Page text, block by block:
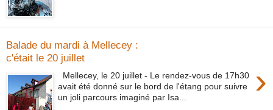
Balade du mardi à Mellecey :
c'était le 20 juillet
›
Mellecey, le 20 juillet - Le rendez-vous de 17h30
avait été donné sur le bord de l'étang pour suivre
un joli parcours imaginé par Isa...